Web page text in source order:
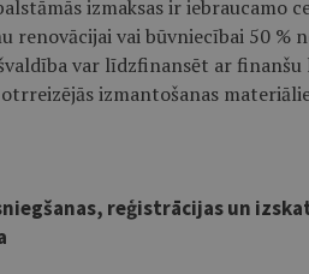
izmaksas ir iebraucamo
renovācijai vai būvniecībai 50 %
var līdzfinansēt ar finanšu
izmantošanas
reģistrācijas un